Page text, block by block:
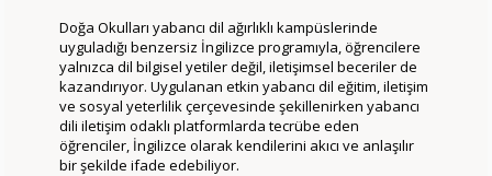
Doğa Okulları yabancı dil ağırlıklı kampüslerinde
uyguladığı benzersiz İngilizce programıyla, öğrencilere
yalnızca dil bilgisel yetiler değil, iletişimsel beceriler de
kazandırıyor. Uygulanan etkin yabancı dil eğitim, iletişim
ve sosyal yeterlilik çerçevesinde şekillenirken yabancı
dili iletişim odaklı platformlarda tecrübe eden
öğrenciler, İngilizce olarak kendilerini akıcı ve anlaşılır
bir şekilde ifade edebiliyor.